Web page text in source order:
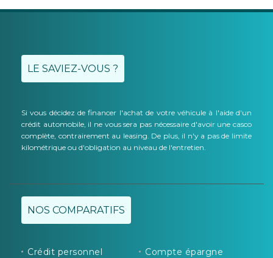
LE SAVIEZ-VOUS ?
Si vous décidez de financer l'achat de votre véhicule à l'aide d'un
crédit automobile, il ne vous sera pas nécessaire d'avoir une casco
complète, contrairement au leasing. De plus, il n'y a pas de limite
kilométrique ou d'obligation au niveau de l'entretien.
NOS COMPARATIFS
Crédit personnel
Compte épargne